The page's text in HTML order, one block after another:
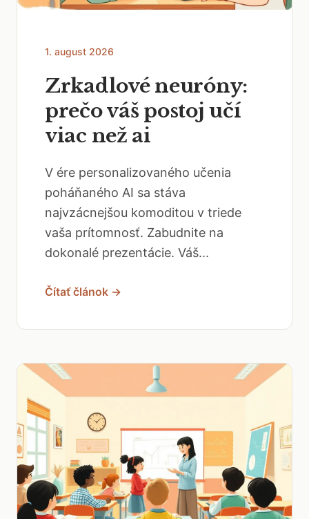
1. august 2026
Zrkadlové neuróny:
prečo váš postoj učí
viac než ai
V ére personalizovaného učenia
poháňaného AI sa stáva
najvzácnejšou komoditou v triede
vaša prítomnosť. Zabudnite na
dokonalé prezentácie. Váš...
Čítať článok →